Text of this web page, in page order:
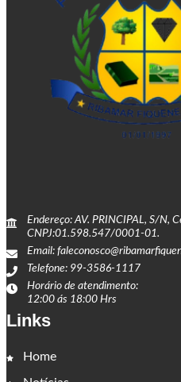
Endereço: AV. PRINCIPAL, S/N,
CNPJ:01.598.547/0001-01.
Email:
Telefone: 99-3586-1117
Horário de atendimento:
12:00 ás 18:00 Hrs
Links
Home